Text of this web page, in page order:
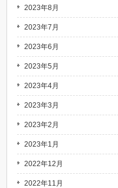
2023年8月
2023年7月
2023年6月
2023年5月
2023年4月
2023年3月
2023年2月
2023年1月
2022年12月
2022年11月